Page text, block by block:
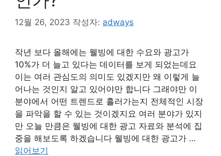
12월 26, 2023 작성자: adways
작년 보다 올해에는 웰빙에 대한 수요와 광고가
10%가 더 늘고 있다는 데이터를 보게 되었는데요
이는 여러 관심도의 의미도 있겠지만 왜 이렇게 늘
어나는 것인지 알고 있어야만 합니다 그래야만 이
분야에서 어떤 트렌드로 흘러가는지 전체적인 시장
을 파악을 할 수 있는 것이겠지요 여러 분야가 있지
만 오늘 만큼은 웰빙에 대한 광고 자료와 분석에 집
중을 해보도록 하겠습니다 웰빙에 대한 광고가 …
읽어보기